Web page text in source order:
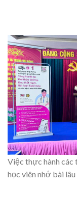
Việc thực hành các
học viên nhớ bài